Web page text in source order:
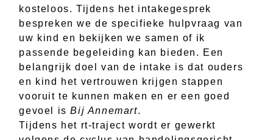
kosteloos. Tijdens het intakegesprek
bespreken we de specifieke hulpvraag van
uw kind en bekijken we samen of ik
passende begeleiding kan bieden. Een
belangrijk doel van de intake is dat ouders
en kind het vertrouwen krijgen stappen
vooruit te kunnen maken en er een goed
gevoel isBij Annemart.
Tijdens het rt-traject wordt er gewerkt